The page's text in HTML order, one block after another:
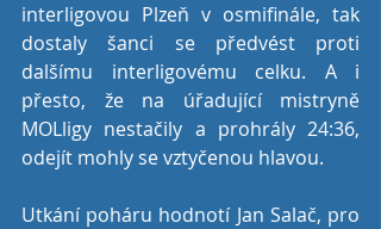
interligovou Plzeň v osmifinále, tak
dostaly šanci se předvést proti
dalšímu interligovému celku. A i
přesto, že na úřadující mistryně
MOLligy nestačily a prohrály 24:36,
odejít mohly se vztyčenou hlavou.
Utkání poháru hodnotí Jan Salač, pro